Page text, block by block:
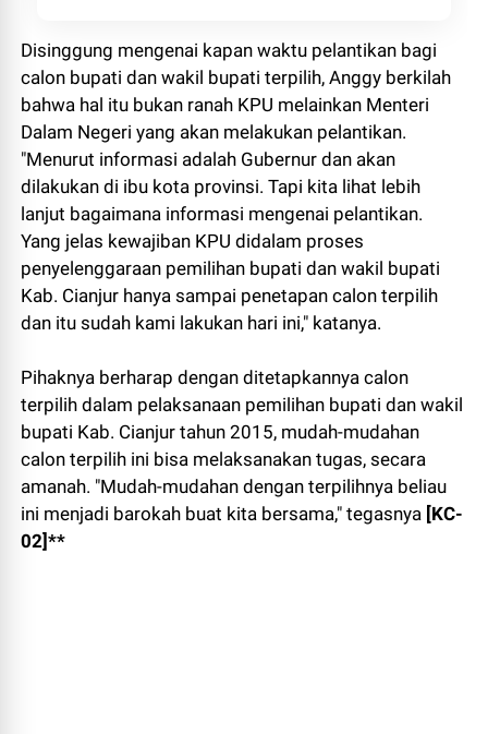
Disinggung mengenai kapan waktu pelantikan bagi
calon bupati dan wakil bupati terpilih, Anggy berkilah
bahwa hal itu bukan ranah KPU melainkan Menteri
Dalam Negeri yang akan melakukan pelantikan.
"Menurut informasi adalah Gubernur dan akan
dilakukan di ibu kota provinsi. Tapi kita lihat lebih
lanjut bagaimana informasi mengenai pelantikan.
Yang jelas kewajiban KPU didalam proses
penyelenggaraan pemilihan bupati dan wakil bupati
Kab. Cianjur hanya sampai penetapan calon terpilih
dan itu sudah kami lakukan hari ini," katanya.
Pihaknya berharap dengan ditetapkannya calon
terpilih dalam pelaksanaan pemilihan bupati dan wakil
bupati Kab. Cianjur tahun 2015, mudah-mudahan
calon terpilih ini bisa melaksanakan tugas, secara
amanah. "Mudah-mudahan dengan terpilihnya beliau
ini menjadi barokah buat kita bersama," tegasnya [KC-
02]**